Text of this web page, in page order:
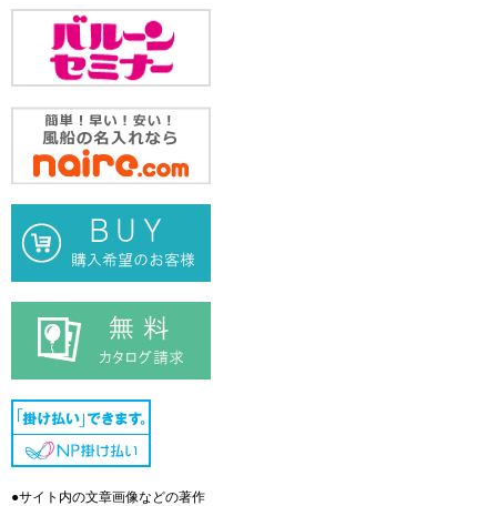
●サイト内の文章画像などの著作